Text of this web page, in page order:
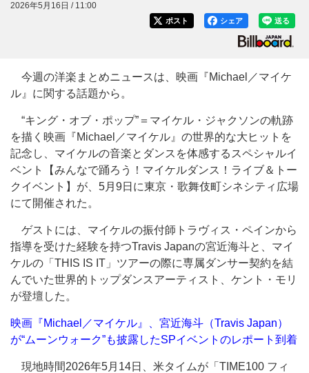
2026年5月16日 / 11:00
送る
シェア
ポスト
今週の洋楽まとめニュースは、映画『Michael／マイケ
ル』に関する話題から。
“キング・オブ・ポップ”＝マイケル・ジャクソンの軌跡
を描く映画『Michael／マイケル』の世界的な大ヒットを
記念し、マイケルの音楽とダンスを体感するスペシャルイ
ベント【みんなで踊ろう！マイケルダンス！ライブ＆トー
クイベント】が、5月9日に東京・歌舞伎町シネシティ広場
にて開催された。
ゲストには、マイケルの振付師トラヴィス・ペインから
指導を受けた経験を持つTravis Japanの宮近海斗と、マイ
ケルの「THIS IS IT」ツアーの際に専属ダンサー契約を結
んでいた世界的トップダンスアーティスト、ケント・モリ
が登壇した。
映画『Michael／マイケル』、宮近海斗（Travis Japan）
が“ムーンウォーク”も披露したSPイベントのレポート到着
現地時間2026年5月14日、米タイムが「TIME100 フィ